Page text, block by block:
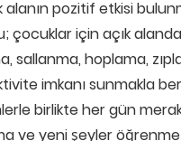
pozitif etkisi
çocuklar için açık alanda
sallanma, hoplama,
imkanı sunmakla
birlikte her gün
ve yeni şeyler